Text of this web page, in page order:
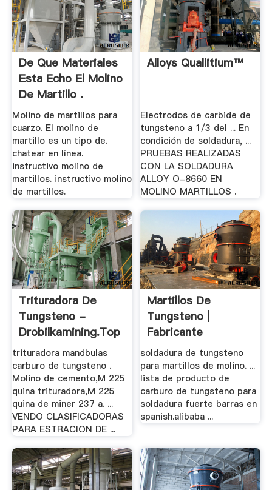
De Que Materiales
Esta Echo El Molino
De Martillo .
Molino de martillos para
cuarzo. El molino de
martillo es un tipo de.
chatear en línea.
instructivo molino de
martillos. instructivo molino
de martillos.
Alloys Quallitium™
Electrodos de carbide de
tungsteno a 1/3 del ... En
condición de soldadura, ...
PRUEBAS REALIZADAS
CON LA SOLDADURA
ALLOY O-8660 EN
MOLINO MARTILLOS .
Trituradora De
Tungsteno -
Drobilkamining.top
trituradora mandbulas
carburo de tungsteno .
Molino de cemento,M 225
quina trituradora,M 225
quina de miner 237 a. ...
VENDO CLASIFICADORAS
PARA ESTRACION DE ...
Martillos De
Tungsteno |
Fabricante
Profesional De ...
soldadura de tungsteno
para martillos de molino. ...
lista de producto de
carburo de tungsteno para
soldadura fuerte barras en
spanish.alibaba ...